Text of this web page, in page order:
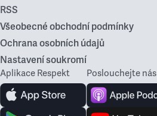
RSS
Všeobecné obchodní podmínky
Ochrana osobních údajů
Nastavení soukromí
Aplikace Respekt Poslouchejte nás